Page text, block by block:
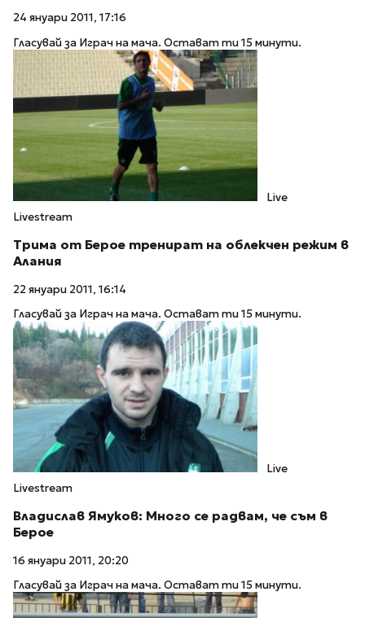
24 януари 2011, 17:16
Гласувай за Играч на мача. Остават ти 15 минути.
Live
Livestream
Трима от Берое тренират на облекчен режим в
Алания
22 януари 2011, 16:14
Гласувай за Играч на мача. Остават ти 15 минути.
Live
Livestream
Владислав Ямуков: Много се радвам, че съм в
Берое
16 януари 2011, 20:20
Гласувай за Играч на мача. Остават ти 15 минути.